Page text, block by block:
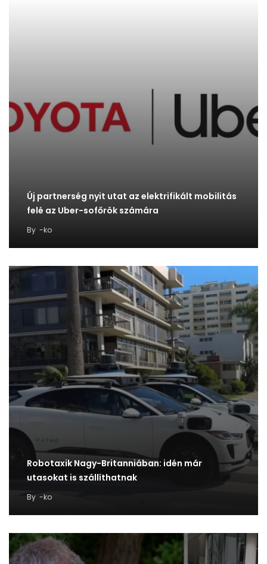
Új partnerség nyit utat az elektrifikált mobilitás
felé az Uber-sofőrök számára
By -ko
Robotaxik Nagy-Britanniában: idén már
utasokat is szállíthatnak
By -ko